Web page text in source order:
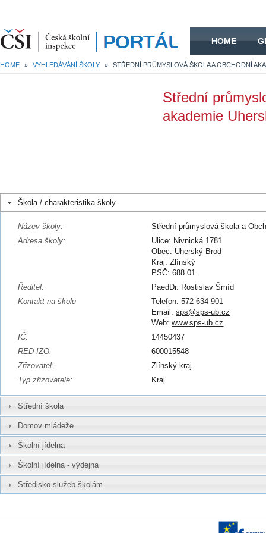
HOME
HOME » VYHLEDÁVÁNÍ ŠKOLY »
Střední
akademie
Škola / charakteristika školy
Název školy:
Střední průmyslová škola a
Adresa školy:
Ulice: Nivnická 1781
Obec: Uherský Brod
Kraj: Zlínský
PSČ: 688 01
Ředitel:
PaedDr. Rostislav Šmíd
Kontakt na školu
Telefon: 572 634 901
Email:sps@sps-ub.cz
Web:www.sps-ub.cz
IČ:
14450437
RED-IZO:
600015548
Zřizovatel:
Zlínský kraj
Typ zřizovatele:
Kraj
Střední škola
Domov mládeže
Školní jídelna
Školní jídelna - výdejna
Středisko služeb školám